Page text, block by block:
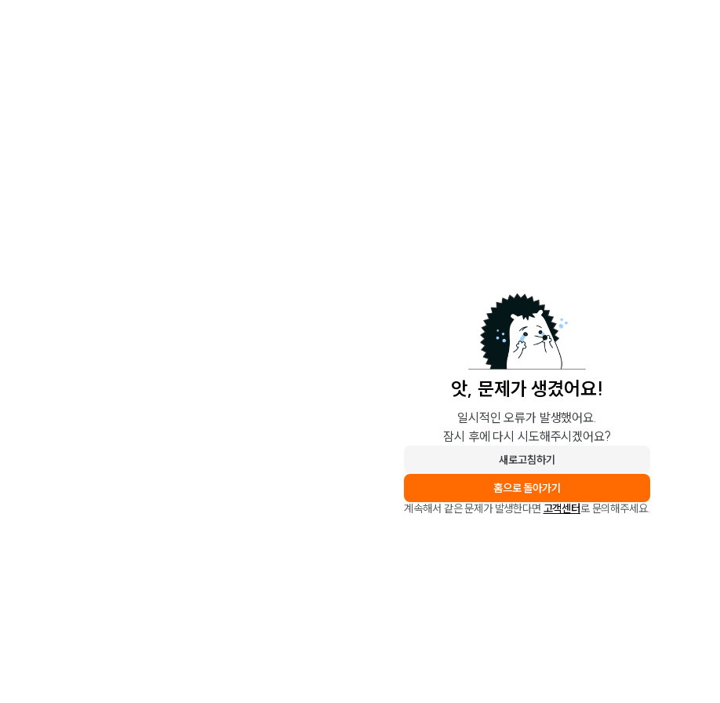
앗, 문제가 생겼어요!
일시적인 오류가 발생했어요.
잠시 후에 다시 시도해주시겠어요?
새로고침하기
홈으로 돌아가기
계속해서 같은 문제가 발생한다면 고객센터로 문의해주세요.